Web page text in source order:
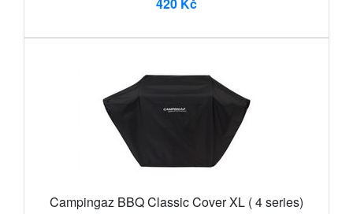
Campingaz BBQ Classic Cover XL ( 4 series)